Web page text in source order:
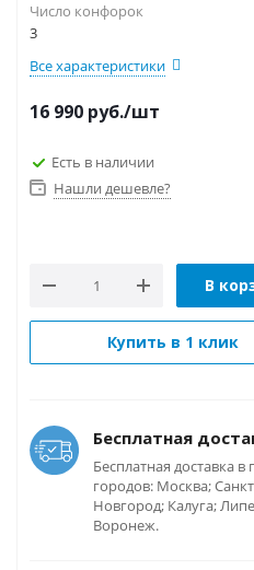
Число конфорок
3
Все характеристики
16 990 руб./шт
Есть в наличии
Нашли дешевле?
В
Купить в 1 клик
Бесплатная
Бесплатная доставка
городов: Москва;
Новгород; Калуга;
Воронеж.